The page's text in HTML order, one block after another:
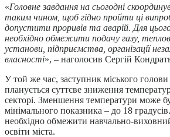
«Головне завдання на сьогодні
таким чином, щоб гідно пройти ці
допустити проривів та аварій. Для
необхідно обмежити подачу газу,
установи, підприємства, організації
власності», – наголосив Сергій
У той же час, заступник міського
планується суттєве зниження
секторі. Зменшення температури може
мінімального показника – до 18
необхідно обмежити навчально-
освіти міста.